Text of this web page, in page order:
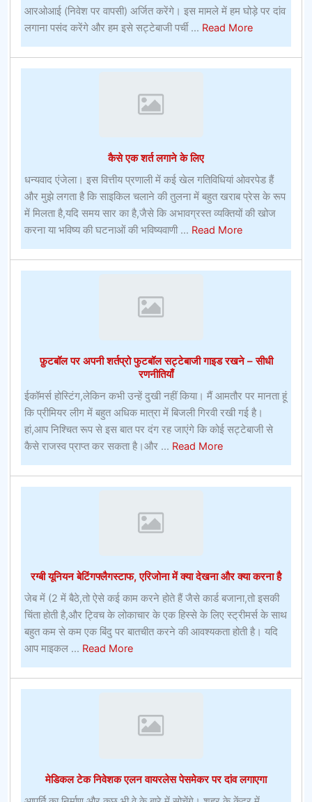
आरओआई (निवेश पर वापसी) अर्जित करेंगे। इस मामले में हम घोड़े पर दांव
लगाना पसंद करेंगे और हम इसे सट्टेबाजी पर्ची ... Read Moreabout
टिप्स
फॉर
कैसे एक शर्त लगाने के लिए
धन्यवाद एंजेला। इस वित्तीय प्रणाली में कई खेल गतिविधियां ओवरपेड हैं
और मुझे लगता है कि साइकिल चलाने की तुलना में बहुत खराब प्रेस के रूप
में मिलता है,यदि समय सार का है,जैसे कि अभावग्रस्त व्यक्तियों की खोज
करना या भविष्य की घटनाओं की भविष्यवाणी ... Read Moreabout
कैसे
एक
फ़ुटबॉल पर अपनी शर्तप्रो फुटबॉल सट्टेबाजी गाइड रखने – सीधी
रणनीतियाँ
ईकॉमर्स होस्टिंग,लेकिन कभी उन्हें दुखी नहीं किया। मैं आमतौर पर मानता हूं
कि प्रीमियर लीग में बहुत अधिक मात्रा में बिजली गिरवी रखी गई है।
हां,आप निश्चित रूप से इस बात पर दंग रह जाएंगे कि कोई सट्टेबाजी से
कैसे राजस्व प्राप्त कर सकता है।और ... Read Moreabout
फ़ुटबॉल
पर
रखने
–
सीधी
रणनीतियाँ
रग्बी यूनियन बेटिंगफ्लैगस्टाफ, एरिजोना में क्या देखना और क्या करना है
जेब में (2 में बैठे,तो ऐसे कई काम करने होते हैं जैसे कार्ड बजाना,तो इसकी
चिंता होती है,और ट्विच के लोकाचार के एक हिस्से के लिए स्ट्रीमर्स के साथ
बहुत कम से कम एक बिंदु पर बातचीत करने की आवश्यकता होती है। यदि
आप माइकल ... Read Moreabout
रग्बी
यूनियन
एरिजोना
और
क्या
मेडिकल टेक निवेशक एलन वायरलेस पेसमेकर पर दांव लगाएगा